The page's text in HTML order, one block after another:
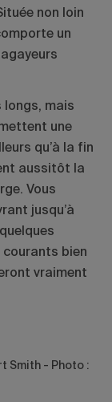
non loin
un
longs, mais
une
qu’à la fin
aussitôt la
Vous
jusqu’à
courants bien
vraiment
Smith - Photo :